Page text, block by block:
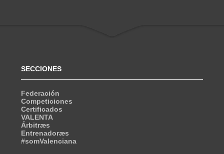
SECCIONES
Federación
Competiciones
Certificados
VALENTA
Árbitræs
Entrenadoræs
#somValenciana